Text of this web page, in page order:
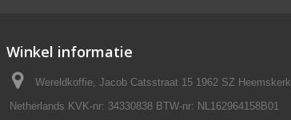
Winkel informatie
Wereldkoffie, Jacob Catsstraat 15 1962 SZ Heemskerk
Netherlands KVK-nr: 34330838 BTW-nr: NL162964158B01